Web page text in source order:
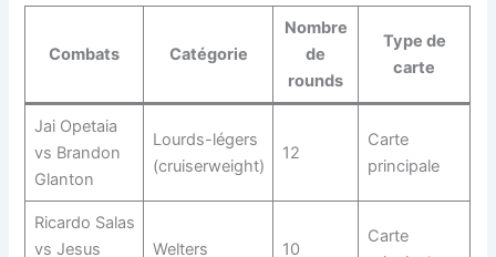
Combats Catégorie
Nombre
de
rounds
Type de
carte
Jai Opetaia
vs Brandon
Glanton
Lourds-légers
(cruiserweight)
12
Carte
principale
Ricardo Salas
vs Jesus
Welters 10
Carte